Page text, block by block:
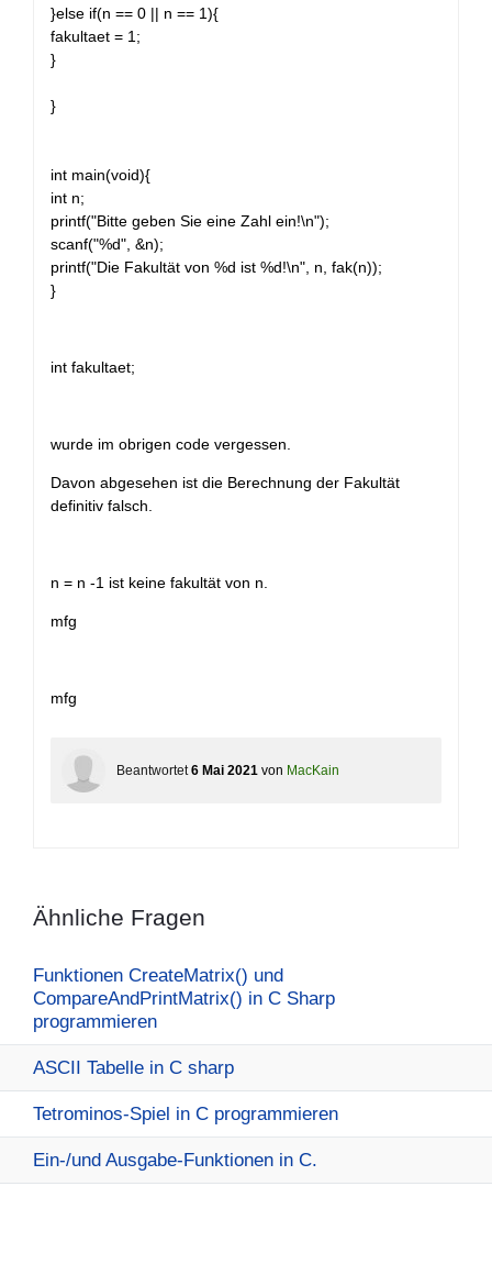
}else if(n == 0 || n == 1){
fakultaet = 1;
}
}
int main(void){
int n;
printf("Bitte geben Sie eine Zahl ein!\n");
scanf("%d", &n);
printf("Die Fakultät von %d ist %d!\n", n, fak(n));
}
int fakultaet;
wurde im obrigen code vergessen.
Davon abgesehen ist die Berechnung der Fakultät
definitiv falsch.
n = n -1 ist keine fakultät von n.
mfg
mfg
Beantwortet 6 Mai 2021 von MacKain
Ähnliche Fragen
Funktionen CreateMatrix() und
CompareAndPrintMatrix() in C Sharp
programmieren
ASCII Tabelle in C sharp
Tetrominos-Spiel in C programmieren
Ein-/und Ausgabe-Funktionen in C.